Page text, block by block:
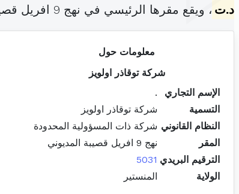
د.ت ، ويقع مقرها الرئيسي في نهج 9 افريل قصيبة المديوني (
معلومات حول
شركة توقاذر اولويز
الإسم التجاري
.
التسمية
شركة توقاذر اولويز
النظام القانوني شركة ذات المسؤولية المحدودة
المقر
نهج 9 افريل قصيبة المديوني
الترقيم البريدي 5031
الولاية
المنستير